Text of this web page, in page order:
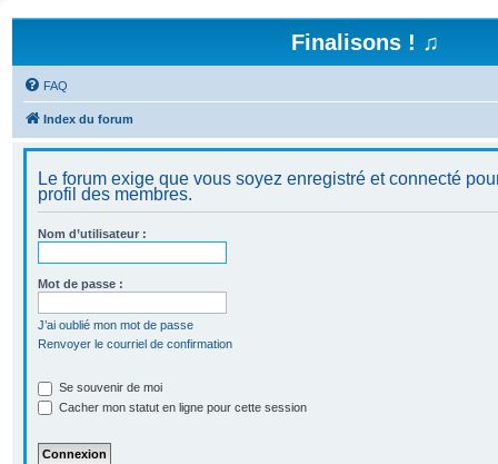
Finalisons ! ♫
FAQ
Index du forum
Le forum exige que vous soyez enregistré et connecté
profil des membres.
Nom d’utilisateur :
Mot de passe :
J’ai oublié mon mot de passe
Renvoyer le courriel de confirmation
Se souvenir de moi
Cacher mon statut en ligne pour cette session